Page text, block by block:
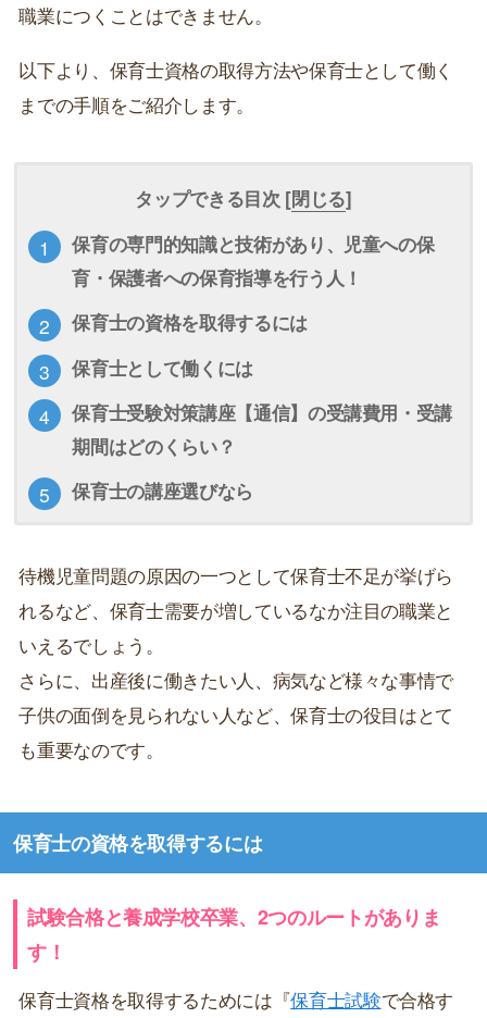
職業につくことはできません。
以下より、保育士資格の取得方法や保育士として働く
までの手順をご紹介します。
タップできる目次 [閉じる]
保育の専門的知識と技術があり、児童への保
育・保護者への保育指導を行う人！
保育士の資格を取得するには
保育士として働くには
保育士受験対策講座【通信】の受講費用・受講
期間はどのくらい？
保育士の講座選びなら
待機児童問題の原因の一つとして保育士不足が挙げら
れるなど、保育士需要が増しているなか注目の職業と
いえるでしょう。
さらに、出産後に働きたい人、病気など様々な事情で
子供の面倒を見られない人など、保育士の役目はとて
も重要なのです。
保育士の資格を取得するには
試験合格と養成学校卒業、2つのルートがありま
す！
保育士資格を取得するためには『保育士試験で合格す